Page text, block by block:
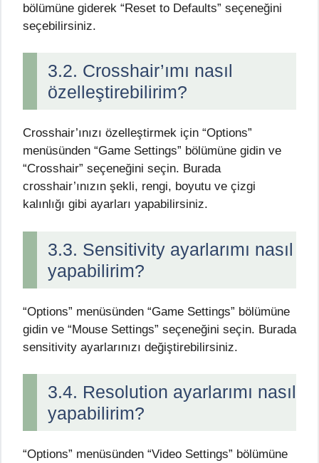
bölümüne giderek “Reset to Defaults” seçeneğini
seçebilirsiniz.
3.2. Crosshair’ımı nasıl
özelleştirebilirim?
Crosshair’ınızı özelleştirmek için “Options”
menüsünden “Game Settings” bölümüne gidin ve
“Crosshair” seçeneğini seçin. Burada
crosshair’ınızın şekli, rengi, boyutu ve çizgi
kalınlığı gibi ayarları yapabilirsiniz.
3.3. Sensitivity ayarlarımı nasıl
yapabilirim?
“Options” menüsünden “Game Settings” bölümüne
gidin ve “Mouse Settings” seçeneğini seçin. Burada
sensitivity ayarlarınızı değiştirebilirsiniz.
3.4. Resolution ayarlarımı nasıl
yapabilirim?
“Options” menüsünden “Video Settings” bölümüne